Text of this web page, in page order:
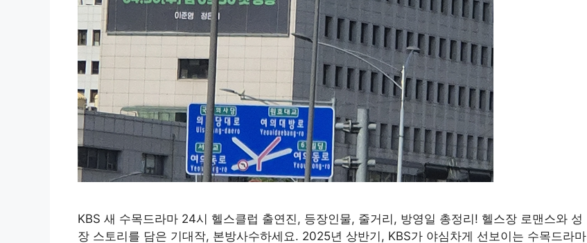
KBS 새 수목드라마 24시 헬스클럽 출연진, 등장인물, 줄거리, 방영일 총정리! 헬스장 로맨스와 성
장 스토리를 담은 기대작, 본방사수하세요. 2025년 상반기, KBS가 야심차게 선보이는 수목드라마